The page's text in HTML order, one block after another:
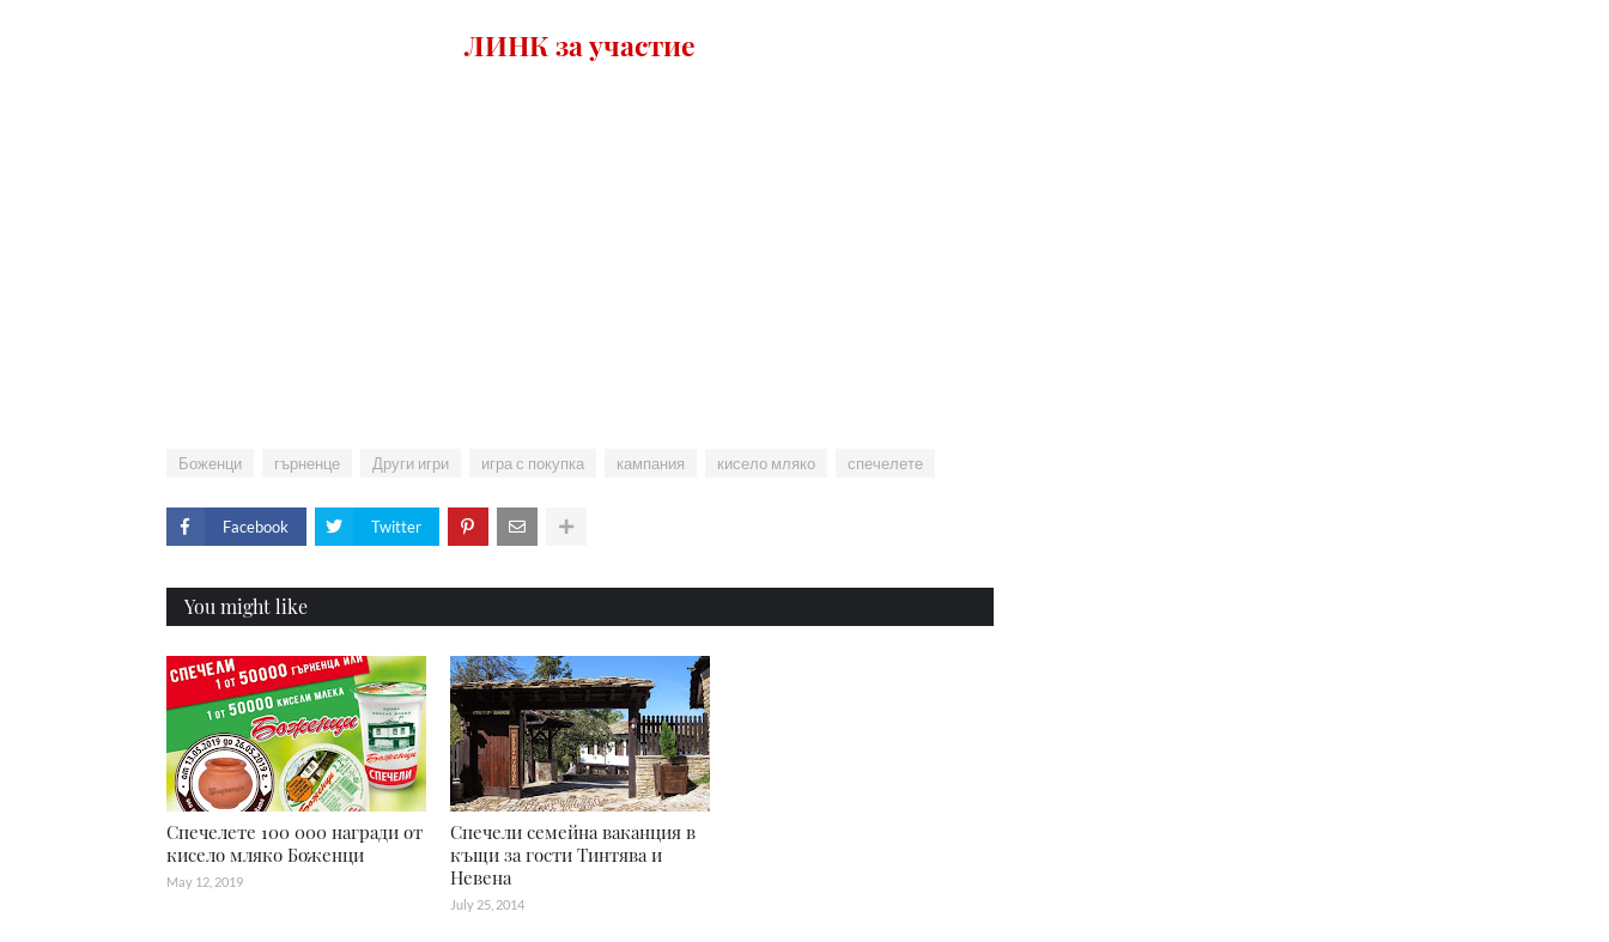
ЛИНК за участие
Боженци гърненце Други игри игра с покупка кампания кисело мляко спечелете
Facebook Twitter
You might like
Спечелете 100 000 награди от
кисело мляко Боженци
May 12, 2019
Спечели семейна ваканция в
къщи за гости Тинтява и
Невена
July 25, 2014